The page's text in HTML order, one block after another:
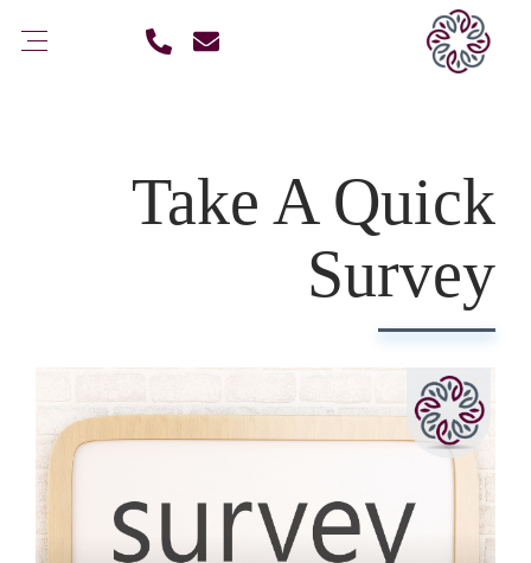
Take A Quick
Survey